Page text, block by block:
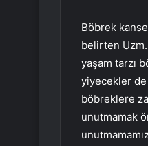
Böbrek
belirten
yaşam tarzı
yiyecekler
böbreklere
unutmamak